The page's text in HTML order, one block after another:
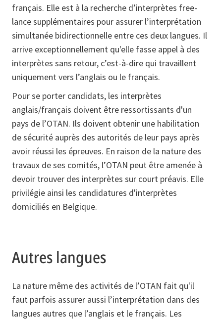
français. Elle est à la recherche d’interprètes free-
lance supplémentaires pour assurer l’interprétation
simultanée bidirectionnelle entre ces deux langues. Il
arrive exceptionnellement qu'elle fasse appel à des
interprètes sans retour, c’est-à-dire qui travaillent
uniquement vers l’anglais ou le français.
Pour se porter candidats, les interprètes
anglais/français doivent être ressortissants d'un
pays de l’OTAN. Ils doivent obtenir une habilitation
de sécurité auprès des autorités de leur pays après
avoir réussi les épreuves. En raison de la nature des
travaux de ses comités, l’OTAN peut être amenée à
devoir trouver des interprètes sur court préavis. Elle
privilégie ainsi les candidatures d'interprètes
domiciliés en Belgique.
Autres langues
La nature même des activités de l’OTAN fait qu'il
faut parfois assurer aussi l’interprétation dans des
langues autres que l’anglais et le français. Les